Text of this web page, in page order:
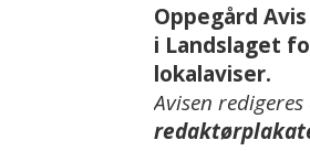
Oppegård
i Landslaget
lokalaviser.
Avisen